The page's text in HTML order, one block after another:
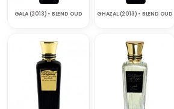
GALA (2013) • BLEND OUD GHAZAL (2013) • BLEND OUD